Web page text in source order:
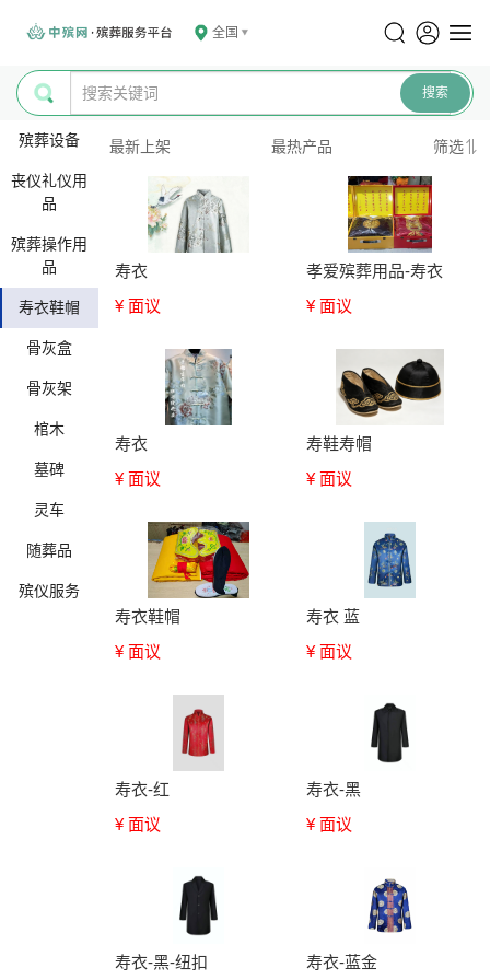
全国
殡葬设备
丧仪礼仪用
品
殡葬操作用
品
寿衣鞋帽
骨灰盒
骨灰架
棺木
墓碑
灵车
随葬品
殡仪服务
最新上架 最热产品 筛选
寿衣
¥ 面议
孝爱殡葬用品-寿衣
¥ 面议
寿衣
¥ 面议
寿鞋寿帽
¥ 面议
寿衣鞋帽
¥ 面议
寿衣 蓝
¥ 面议
寿衣-红
¥ 面议
寿衣-黑
¥ 面议
寿衣-黑-纽扣 寿衣-蓝金